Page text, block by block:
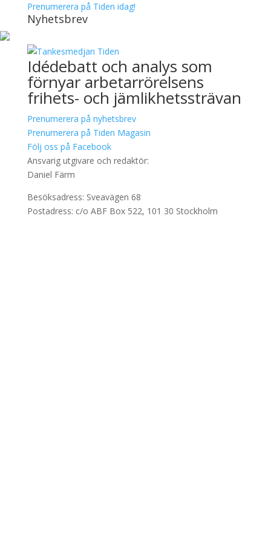
Prenumerera på Tiden idag!
Nyhetsbrev
Idédebatt och analys som
förnyar arbetarrörelsens
frihets- och jämlikhetssträvan
Prenumerera på nyhetsbrev
Prenumerera på Tiden Magasin
Följ oss på Facebook
Ansvarig utgivare och redaktör:
Daniel Färm
Besöksadress: Sveavägen 68
Postadress: c/o ABF Box 522, 101 30 Stockholm